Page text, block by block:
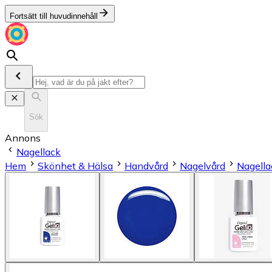
Fortsätt till huvudinnehåll
Sök
Annons
Nagellack
Hem
Skönhet & Hälsa Handvård Nagelvård